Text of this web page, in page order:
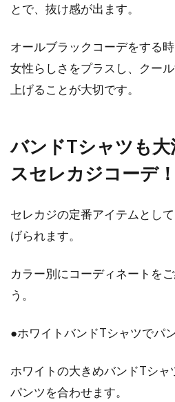
手持ちのデ
イントは裾
加工は以...
適な素材で
ではクールビズ
手なバラン
とで、抜け感が出ます。
オールブラックコーデをする
女性らしさをプラスし、クー
上げることが大切です。
バンドTシャツも
スセレカジコーデ！
セレカジの定番アイテムとし
げられます。
カラー別にコーディネートを
う。
●ホワイトバンドTシャツでパ
ホワイトの大きめバンドTシャ
パンツを合わせます。